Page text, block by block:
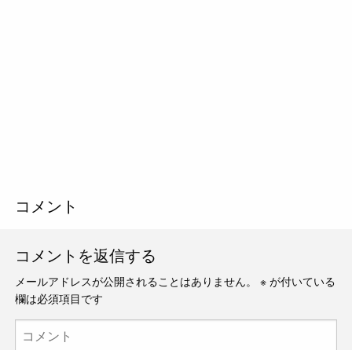
コメント
コメントを返信する
メールアドレスが公開されることはありません。 ※ が付いている
欄は必須項目です